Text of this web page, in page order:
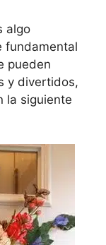
algo
fundamental
pueden
y divertidos,
la siguiente